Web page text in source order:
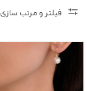
فیلتر و مرتب سازی